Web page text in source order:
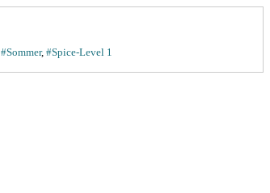
,#Sommer,#Spice-Level 1